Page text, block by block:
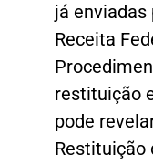
já enviadas
Receita
restituição
pode
Restituição